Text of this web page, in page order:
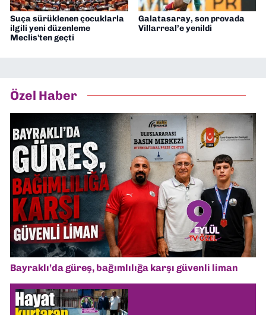
Suça sürüklenen çocuklarla
ilgili yeni düzenleme
Meclis'ten geçti
Galatasaray, son provada
Villarreal’e yenildi
Özel Haber
Bayraklı’da güreş, bağımlılığa karşı güvenli liman